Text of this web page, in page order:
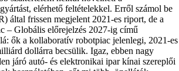
elérhető feltételekkel. Erről számol be
által frissen megjelent 2021-es riport, de a
– Globális előrejelzés 2027-ig című
ők a kollaboratív robotpiac jelenlegi, 2021-es
dollárra becsülik. Igaz, ebben nagy
járó autó- és elektronikai ipar kínai szereplői